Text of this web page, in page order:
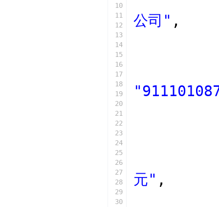
33
34
35
36
37
38
39
40
41
42
43
44
45
echo
$val
}
foreach $shareholder
10
11
12
13
14
15
16
17
18
19
20
21
22
23
24
25
26
27
28
29
30
公司" ,
元" ,